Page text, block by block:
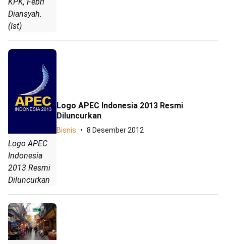
Diansyah.
(Ist)
Logo APEC
Indonesia
2013 Resmi
Diluncurkan
Logo APEC Indonesia 2013 Resmi
Diluncurkan
Bisnis 8 Desember 2012